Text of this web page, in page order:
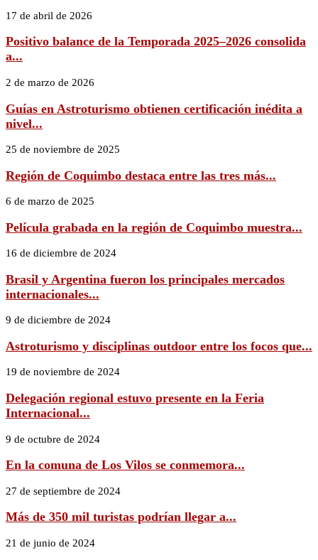
17 de abril de 2026
Positivo balance de la Temporada 2025–2026 consolida
a...
2 de marzo de 2026
Guías en Astroturismo obtienen certificación inédita a
nivel...
25 de noviembre de 2025
Región de Coquimbo destaca entre las tres más...
6 de marzo de 2025
Película grabada en la región de Coquimbo muestra...
16 de diciembre de 2024
Brasil y Argentina fueron los principales mercados
internacionales...
9 de diciembre de 2024
Astroturismo y disciplinas outdoor entre los focos que...
19 de noviembre de 2024
Delegación regional estuvo presente en la Feria
Internacional...
9 de octubre de 2024
En la comuna de Los Vilos se conmemora...
27 de septiembre de 2024
Más de 350 mil turistas podrían llegar a...
21 de junio de 2024